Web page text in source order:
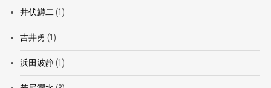
井伏鱒二(1)
吉井勇 (1)
浜田波静(1)